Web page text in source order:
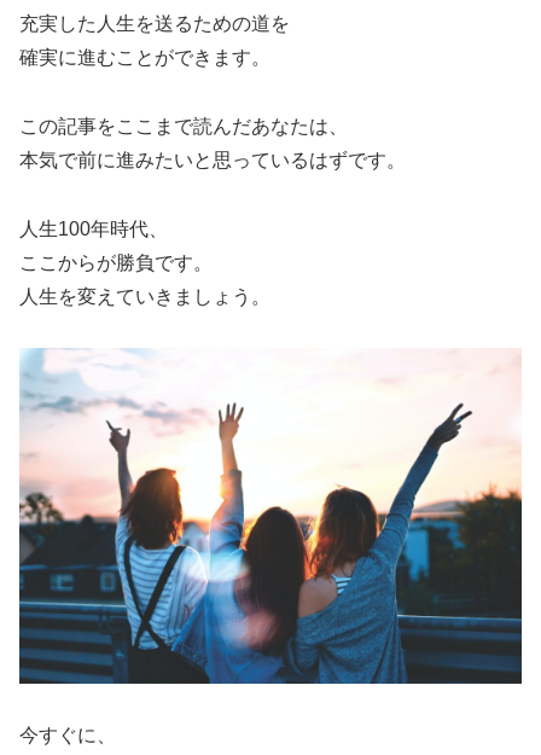
充実した人生を送るための道を
確実に進むことができます。
この記事をここまで読んだあなたは、
本気で前に進みたいと思っているはずです。
人生100年時代、
ここからが勝負です。
人生を変えていきましょう。
今すぐに、